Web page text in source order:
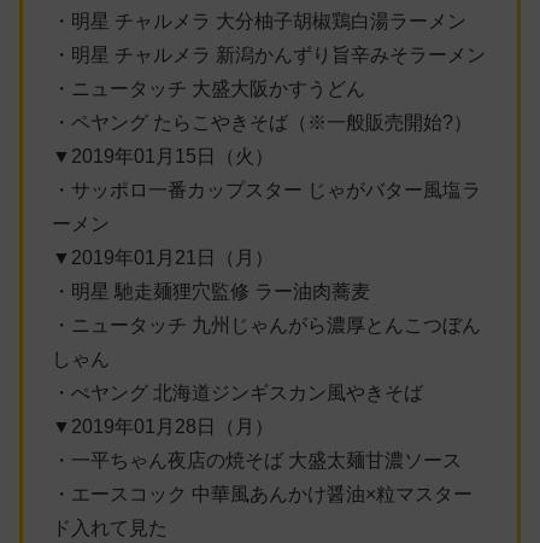
・明星 チャルメラ 大分柚子胡椒鶏白湯ラーメン
・明星 チャルメラ 新潟かんずり旨辛みそラーメン
・ニュータッチ 大盛大阪かすうどん
・ペヤング たらこやきそば（※一般販売開始?）
▼2019年01月15日（火）
・サッポロ一番カップスター じゃがバター風塩ラ
ーメン
▼2019年01月21日（月）
・明星 馳走麺狸穴監修 ラー油肉蕎麦
・ニュータッチ 九州じゃんがら濃厚とんこつぼん
しゃん
・ぺヤング 北海道ジンギスカン風やきそば
▼2019年01月28日（月）
・一平ちゃん夜店の焼そば 大盛太麺甘濃ソース
・エースコック 中華風あんかけ醤油×粒マスター
ド入れて見た